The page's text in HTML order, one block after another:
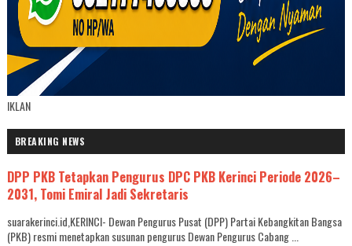
IKLAN
BREAKING NEWS
DPP PKB Tetapkan Pengurus DPC PKB Kerinci Periode 2026–
2031, Tomi Emiral Jadi Sekretaris
suarakerinci.id,KERINCI- Dewan Pengurus Pusat (DPP) Partai Kebangkitan Bangsa
(PKB) resmi menetapkan susunan pengurus Dewan Pengurus Cabang ...